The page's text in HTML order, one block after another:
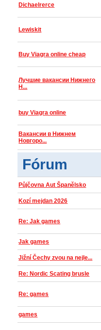
Dichaelrerce
Lewiskit
Buy Viagra online cheap
Лучшие вакансии Нижнего
Н...
buy Viagra online
Вакансии в Нижнем
Новгоро...
Fórum
Půjčovna Aut Španělsko
Kozí mejdan 2026
Re: Jak games
Jak games
Jižní Čechy zvou na nejle...
Re: Nordic Scating brusle
Re: games
games